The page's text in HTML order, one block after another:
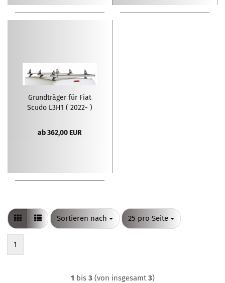
Grundträger für Fiat
Scudo L3H1 ( 2022- )
ab 362,00 EUR
Sortieren nach
Sortieren nach 25 pro Seite
pro Seite
1
1 bis 3(von insgesamt3)